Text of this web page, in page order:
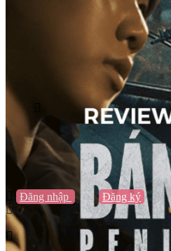
Vũng Tàu
Nha Trang
Đà Lạt
Cần Thơ
Quy Nhơn
Thừa Thiên Huế
Khác…
Sách / Truyện
Lifestyle
Giải trí
Thương hiệu
Tạo thương hiệu
Đăng nhập hoặc Đăng ký
Tạo thương hiệu